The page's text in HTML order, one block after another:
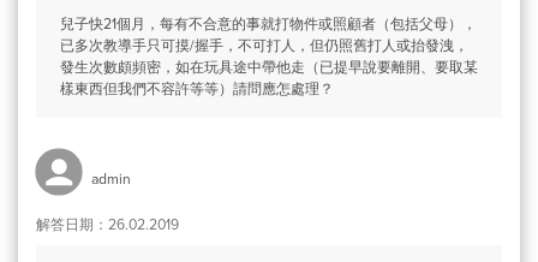
兒子快21個月，每有不合意的事就打物件或照顧者（包括父母），
已多次教導手只可摸/握手，不可打人，但仍照舊打人或抬發洩，
發生次數頗頻密，如在玩具途中帶他走（已提早說要離開、要取某
樣東西但我們不容許等等）請問應怎處理？
admin
解答日期：26.02.2019